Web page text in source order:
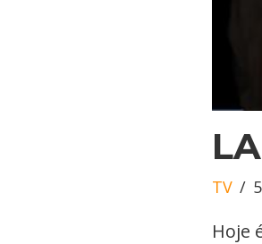
TV
Hoje